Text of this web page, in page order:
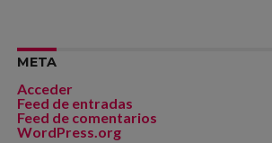
META
Acceder
Feed de entradas
Feed de comentarios
WordPress.org